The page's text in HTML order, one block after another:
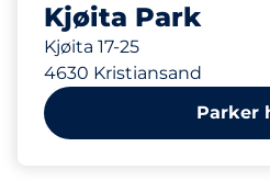
Kjøita Park
Kjøita 17-25
4630 Kristiansand
Parker